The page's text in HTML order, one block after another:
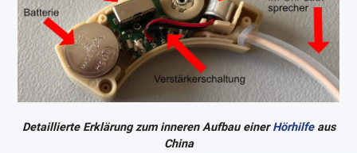
Detaillierte Erklärung zum inneren Aufbau einerHörhilfeaus
China